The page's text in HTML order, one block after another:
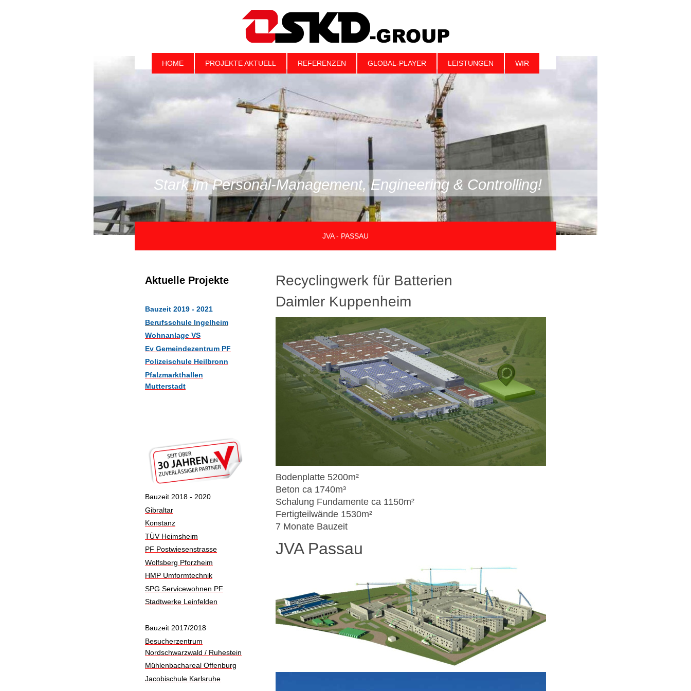
HOME PROJEKTE AKTUELL REFERENZEN GLOBAL-PLAYER LEISTUNGEN WIR
Stark im Personal-Management, Engineering & Controlling!
JVA - PASSAU
Recyclingwerk für Batterien
Daimler Kuppenheim
Bodenplatte 5200m²
Beton ca 1740m³
Schalung Fundamente ca 1150m²
Fertigteilwände 1530m²
7 Monate Bauzeit
JVA Passau
Aktuelle Projekte
Bauzeit 2019 - 2021
Berufsschule Ingelheim
Wohnanlage VS
Ev Gemeindezentrum PF
Polizeischule Heilbronn
Pfalzmarkthallen
Mutterstadt
Bauzeit 2018 - 2020
Gibraltar
Konstanz
TÜV Heimsheim
PF Postwiesenstrasse
Wolfsberg Pforzheim
HMP Umformtechnik
SPG Servicewohnen PF
Stadtwerke Leinfelden
Bauzeit 2017/2018
Besucherzentrum
Nordschwarzwald / Ruhestein
Mühlenbachareal Offenburg
Jacobischule Karlsruhe